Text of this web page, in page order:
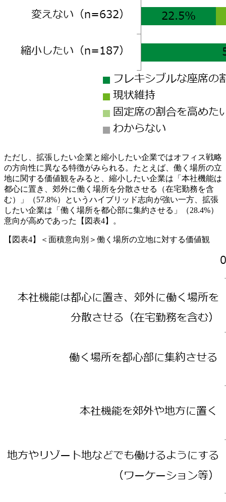
ただし、拡張したい企業と縮小したい企業ではオフィス戦略
の方向性に異なる特徴がみられる。たとえば、働く場所の立
地に関する価値観をみると、縮小したい企業は「本社機能は
都心に置き、郊外に働く場所を分散させる（在宅勤務を含
む）」（57.8%）というハイブリッド志向が強い一方、拡張
したい企業は「働く場所を都心部に集約させる」（28.4%）
意向が高めであった【図表4】。
【図表4】＜面積意向別＞働く場所の立地に対する価値観